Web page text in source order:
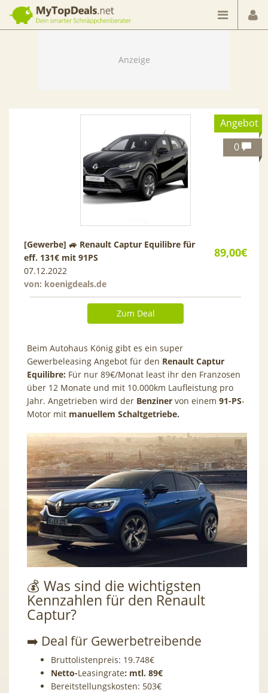
Dein smarter Schnäppchenberater
Angebot
0
89,00€
[Gewerbe] 🚙 Renault Captur Equilibre für
eff. 131€ mit 91PS
07.12.2022
von: koenigdeals.de
Zum Deal
Beim Autohaus König gibt es ein super
Gewerbeleasing Angebot für den Renault Captur
Equilibre: Für nur 89€/Monat least ihr den Franzosen
über 12 Monate und mit 10.000km Laufleistung pro
Jahr. Angetrieben wird der Benziner von einem 91-PS-
Motor mit manuellem Schaltgetriebe.
💰 Was sind die wichtigsten
Kennzahlen für den Renault
Captur?
➡️ Deal für Gewerbetreibende
Bruttolistenpreis: 19.748€
Netto-Leasingrate: mtl. 89€
Bereitstellungskosten: 503€